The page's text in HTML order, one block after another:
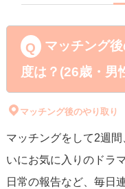
マッチング
度は？(26歳・男
マッチング後のやり取り
マッチングをして2週
いにお気に入りのドラ
日常の報告など、毎日